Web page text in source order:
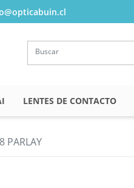
LENTES DE CONTACTO
PARLAY